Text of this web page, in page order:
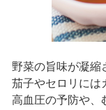
野菜の旨味が凝縮
茄子やセロリには
高血圧の予防や、